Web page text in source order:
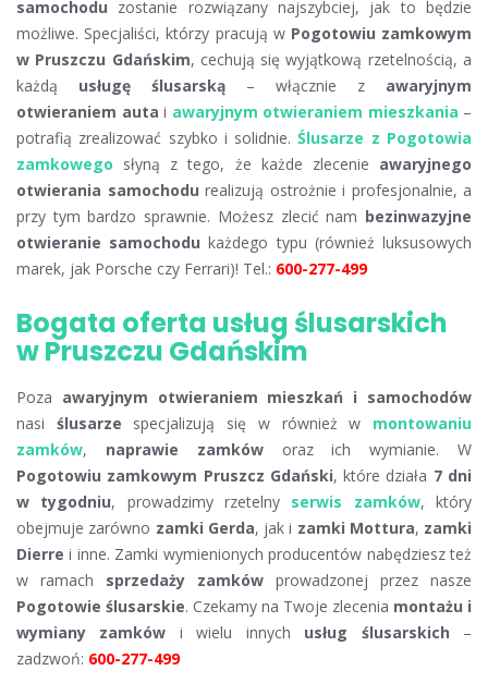
samochodu zostanie rozwiązany najszybciej, jak to będzie
możliwe. Specjaliści, którzy pracują w Pogotowiu zamkowym
w Pruszczu Gdańskim, cechują się wyjątkową rzetelnością, a
każdą usługę ślusarską – włącznie z awaryjnym
otwieraniem auta i awaryjnym otwieraniem mieszkania –
potrafią zrealizować szybko i solidnie.Ślusarze z Pogotowia
zamkowego słyną z tego, że każde zlecenie awaryjnego
otwierania samochodu realizują ostrożnie i profesjonalnie, a
przy tym bardzo sprawnie. Możesz zlecić nam bezinwazyjne
otwieranie samochodu każdego typu (również luksusowych
marek, jak Porsche czy Ferrari)! Tel.: 600-277-499
Bogata oferta usług ślusarskich
w Pruszczu Gdańskim
Poza awaryjnym otwieraniem mieszkań i samochodów
nasi ślusarze specjalizują się w również w montowaniu
zamków, naprawie zamkóworaz ich wymianie. W
Pogotowiu zamkowym Pruszcz Gdański, które działa 7 dni
w tygodniu, prowadzimy rzetelny serwis zamków, który
obejmuje zarówno zamki Gerda, jak i zamki Mottura, zamki
Dierre i inne. Zamki wymienionych producentów nabędziesz też
w ramach sprzedaży zamków prowadzonej przez nasze
Pogotowie ślusarskie. Czekamy na Twoje zlecenia montażu i
wymiany zamków i wielu innych usług ślusarskich –
zadzwoń: 600-277-499